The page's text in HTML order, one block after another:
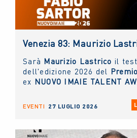
Sarà Maurizio Lastrico il
dell'edizione 2026 del
ex NUOVO IMAIE TALENT
, che la
assegna per valorizzare il
italiano.
EVENTI 27 LUGLIO 2026